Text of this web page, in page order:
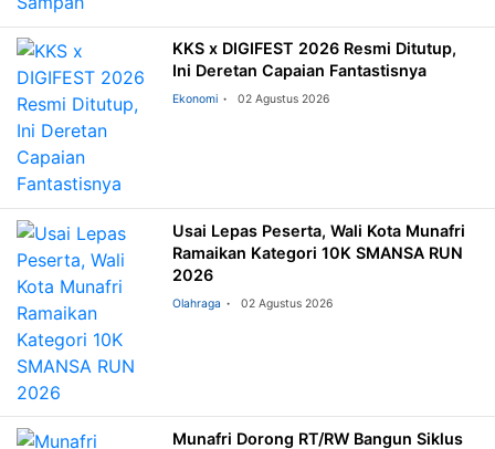
KKS x DIGIFEST 2026 Resmi Ditutup,
Ini Deretan Capaian Fantastisnya
Ekonomi 02 Agustus 2026
Usai Lepas Peserta, Wali Kota Munafri
Ramaikan Kategori 10K SMANSA RUN
2026
Olahraga 02 Agustus 2026
Munafri Dorong RT/RW Bangun Siklus